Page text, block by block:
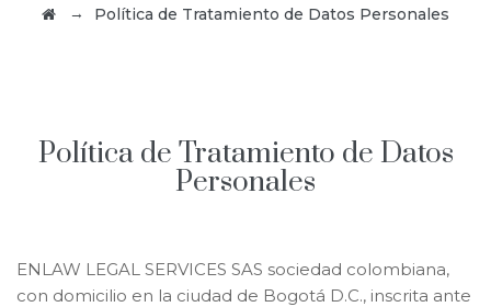
→ Política de Tratamiento de Datos Personales
Política de Tratamiento de Datos
Personales
ENLAW LEGAL SERVICES SAS sociedad colombiana,
con domicilio en la ciudad de Bogotá D.C., inscrita ante